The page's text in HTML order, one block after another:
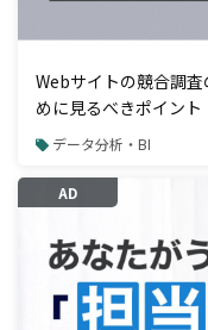
Webサイトの競合調
めに見るべきポイント
データ分析・BI
AD